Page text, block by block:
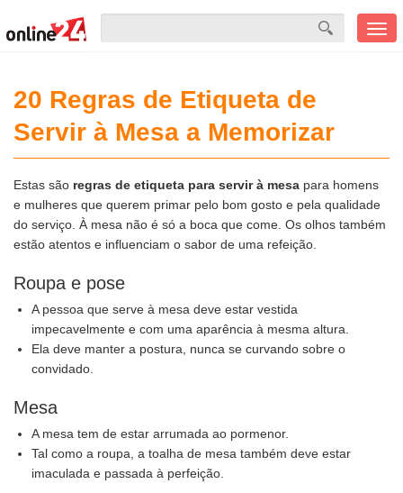
20 Regras de Etiqueta de
Servir à Mesa a Memorizar
Estas são regras de etiqueta para servir à mesa para homens
e mulheres que querem primar pelo bom gosto e pela qualidade
do serviço. À mesa não é só a boca que come. Os olhos também
estão atentos e influenciam o sabor de uma refeição.
Roupa e pose
A pessoa que serve à mesa deve estar vestida
impecavelmente e com uma aparência à mesma altura.
Ela deve manter a postura, nunca se curvando sobre o
convidado.
Mesa
A mesa tem de estar arrumada ao pormenor.
Tal como a roupa, a toalha de mesa também deve estar
imaculada e passada à perfeição.